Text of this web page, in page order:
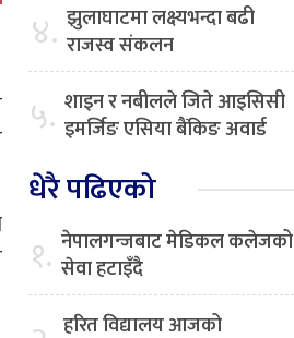
४. झुलाघाटमा लक्ष्यभन्दा बढी
राजस्व संकलन
५. शाइन र नबीलले जिते आइसिसी
इमर्जिङ एसिया बैंकिङ अवार्ड
धेरै पढिएको
१. नेपालगन्जबाट मेडिकल कलेजको
सेवा हटाइँदै
हरित विद्यालय आजको